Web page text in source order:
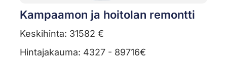
Kampaamon ja hoitolan remontti
Keskihinta: 31582 €
Hintajakauma: 4327 - 89716€